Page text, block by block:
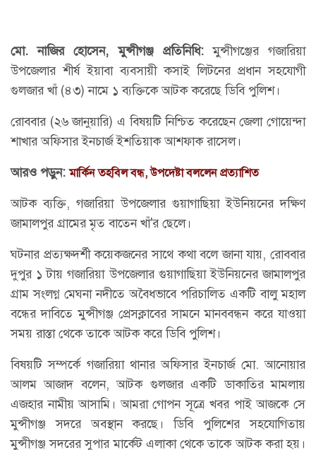
মো. নাজির হোসেন, মুন্সীগঞ্জ প্রতিনিধি:মুন্সীগঞ্জের গজারিয়া
উপজেলার শীর্ষ ইয়াবা ব্যবসায়ী কসাই লিটনের প্রধান সহযোগী
গুলজার খাঁ (৪৩) নামে ১ ব্যক্তিকে আটক করেছে ডিবি পুলিশ।
রোববার (২৬ জানুয়ারি) এ বিষয়টি নিশ্চিত করেছেন জেলা গোয়েন্দা
শাখার অফিসার ইনচার্জ ইশতিয়াক আশফাক রাসেল।
আরও পড়ুন:মার্কিন তহবিল বন্ধ, উপদেষ্টা বললেন প্রত্যাশিত
আটক ব্যক্তি, গজারিয়া উপজেলার গুয়াগাছিয়া ইউনিয়নের দক্ষিণ
জামালপুর গ্রামের মৃত বাতেন খাঁ'র ছেলে।
ঘটনার প্রত্যক্ষদর্শী কয়েকজনের সাথে কথা বলে জানা যায়, রোববার
দুপুর ১ টায় গজারিয়া উপজেলার গুয়াগাছিয়া ইউনিয়নের জামালপুর
গ্রাম সংলগ্ন মেঘনা নদীতে অবৈধভাবে পরিচালিত একটি বালু মহাল
বন্ধের দাবিতে মুন্সীগঞ্জ প্রেসক্লাবের সামনে মানববন্ধন করে যাওয়া
সময় রাস্তা থেকে তাকে আটক করে ডিবি পুলিশ।
বিষয়টি সম্পর্কে গজারিয়া থানার অফিসার ইনচার্জ মো. আনোয়ার
আলম আজাদ বলেন, আটক গুলজার একটি ডাকাতির মামলায়
এজহার নামীয় আসামি। আমরা গোপন সূত্রে খবর পাই আজকে সে
মুন্সীগঞ্জ সদরে অবস্থান করছে। ডিবি পুলিশের সহযোগিতায়
মুন্সীগঞ্জ সদরের সুপার মার্কেট এলাকা থেকে তাকে আটক করা হয়।